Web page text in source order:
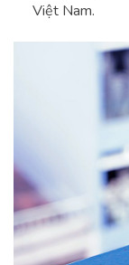
Việt Nam.